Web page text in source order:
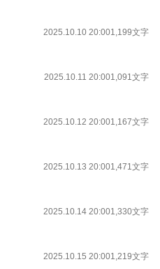
2025.10.10 20:001,199文字
2025.10.11 20:001,091文字
2025.10.12 20:001,167文字
2025.10.13 20:001,471文字
2025.10.14 20:001,330文字
2025.10.15 20:001,219文字